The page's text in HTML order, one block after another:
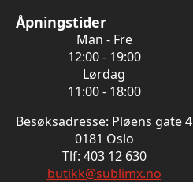
Åpningstider
Man - Fre
12:00 - 19:00
Lørdag
11:00 - 18:00
Besøksadresse: Pløens gate 4
0181 Oslo
Tlf: 403 12 630
butikk@sublimx.no